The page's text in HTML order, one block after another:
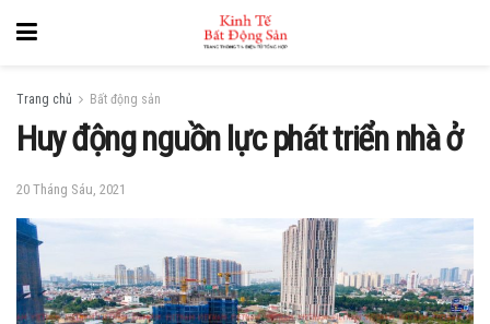
Trang chủ Bất động sản
Huy động nguồn lực phát triển nhà ở
20 Tháng Sáu, 2021